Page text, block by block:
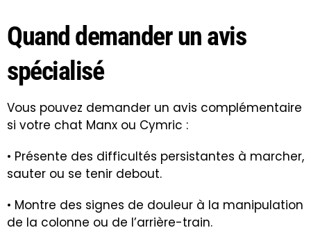
Quand demander un avis
spécialisé
Vous pouvez demander un avis complémentaire
si votre chat Manx ou Cymric :
• Présente des difficultés persistantes à marcher,
sauter ou se tenir debout.
• Montre des signes de douleur à la manipulation
de la colonne ou de l’arrière-train.